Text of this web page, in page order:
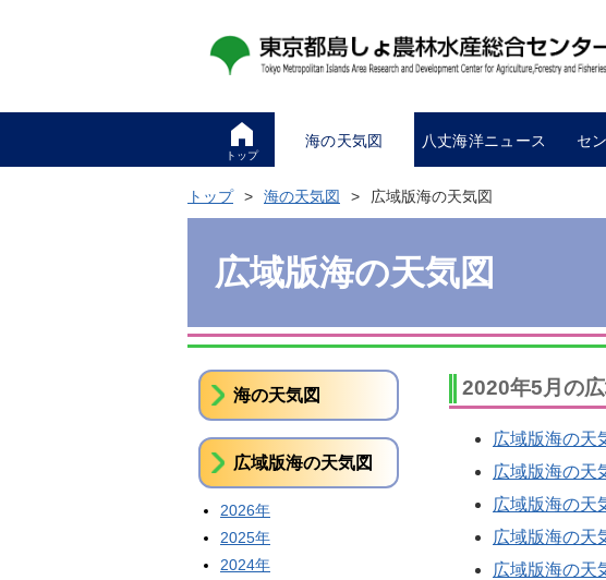
トップ
海の天気図 八丈海洋ニュース セ
トップ 海の天気図 広域版海の天気図
広域版海の天気図
2020年5月の
広域版海の天
広域版海の天
広域版海の天
広域版海の天
広域版海の天
海の天気図
広域版海の天気図
2026年
2025年
2024年